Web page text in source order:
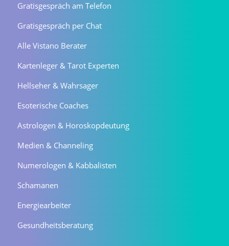
Gratisgespräch am Telefon
Gratisgespräch per Chat
Alle Vistano Berater
Kartenleger & Tarot Experten
Hellseher & Wahrsager
Esoterische Coaches
Astrologen & Horoskopdeutung
Medien & Channeling
Numerologen & Kabbalisten
Schamanen
Energiearbeiter
Gesundheitsberatung